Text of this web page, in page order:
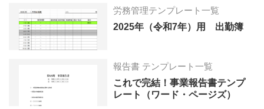
労務管理テンプレート一覧
2025年（令和7年）用 出勤簿
報告書 テンプレート一覧
これで完結！事業報告書テンプ
レート（ワード・ページズ）